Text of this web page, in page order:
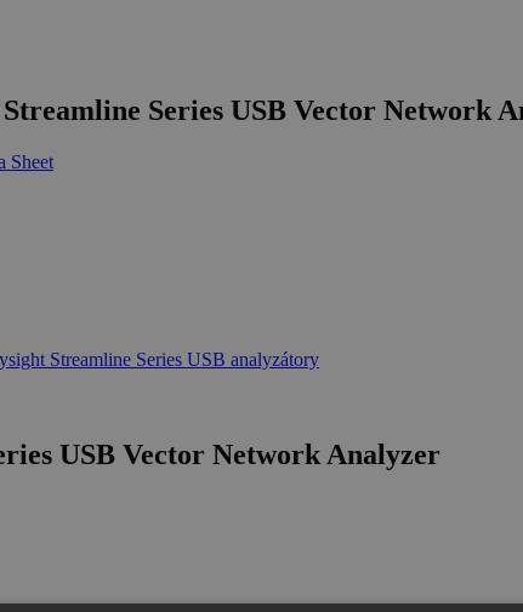
Series USB Vector Network
Sheet
Streamline Series USB analyzátory
USB Vector Network Analyzer